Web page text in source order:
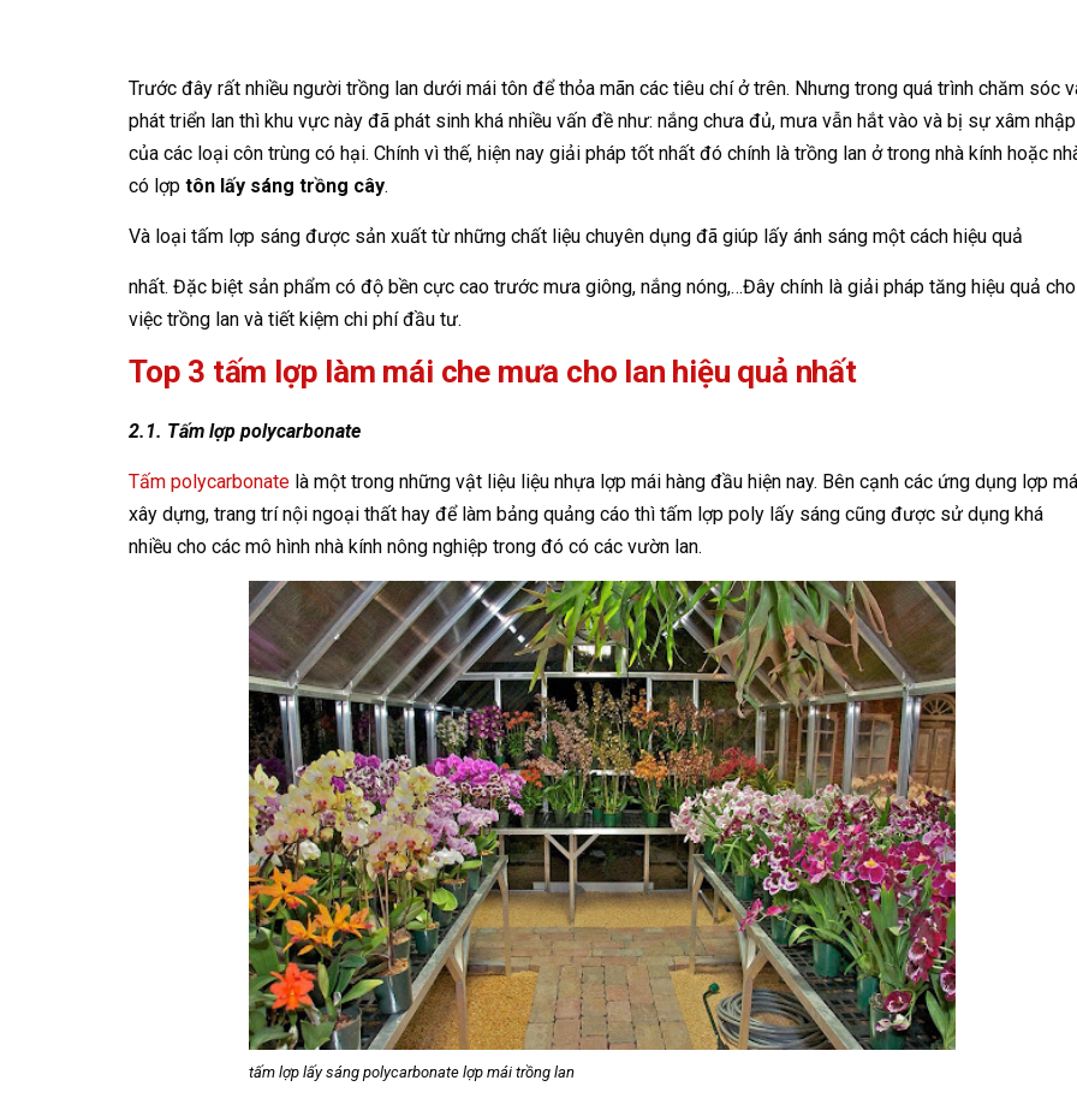
Trước đây rất nhiều người trồng lan dưới mái tôn để thỏa mãn các tiêu chí ở trên. Nhưng trong quá trình chăm sóc
phát triển lan thì khu vực này đã phát sinh khá nhiều vấn đề như: nắng chưa đủ, mưa vẫn hắt vào và bị sự xâm nhập
của các loại côn trùng có hại. Chính vì thế, hiện nay giải pháp tốt nhất đó chính là trồng lan ở trong nhà kính hoặc
có lợp tôn lấy sáng trồng cây.
Và loại tấm lợp sáng được sản xuất từ những chất liệu chuyên dụng đã giúp lấy ánh sáng một cách hiệu quả
nhất. Đặc biệt sản phẩm có độ bền cực cao trước mưa giông, nắng nóng,…Đây chính là giải pháp tăng hiệu quả cho
việc trồng lan và tiết kiệm chi phí đầu tư.
Top 3 tấm lợp làm mái che mưa cho lan hiệu quả nhất
2.1. Tấm lợp polycarbonate
Tấm polycarbonate là một trong những vật liệu liệu nhựa lợp mái hàng đầu hiện nay. Bên cạnh các ứng dụng lợp
xây dựng, trang trí nội ngoại thất hay để làm bảng quảng cáo thì tấm lợp poly lấy sáng cũng được sử dụng khá
nhiều cho các mô hình nhà kính nông nghiệp trong đó có các vườn lan.
tấm lợp lấy sáng polycarbonate lợp mái trồng lan